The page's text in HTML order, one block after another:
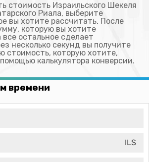
стоимость Израильского Шекеля
Риала, выберите
вы хотите рассчитать. После
которую вы хотите
все остальное сделает
несколько секунд вы получите
стоимость, которую хотите,
калькулятора конверсии.
времени
ILS